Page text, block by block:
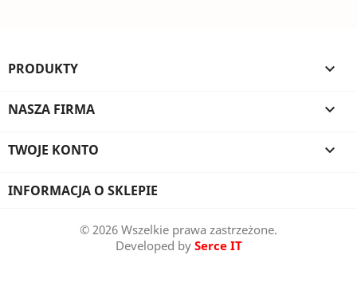
PRODUKTY 
NASZA FIRMA 
TWOJE KONTO 
INFORMACJA O SKLEPIE
© 2026 Wszelkie prawa zastrzeżone.
Developed by Serce IT